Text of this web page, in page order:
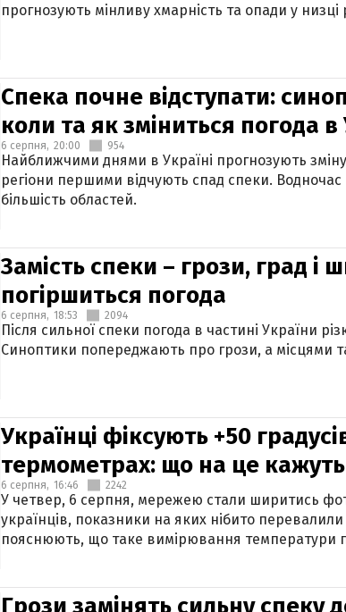
прогнозують мінливу хмарність та опади у низці
Спека почне відступати:
коли та як зміниться погода в
6 серпня, 20:00 954
Найближчими днями в Україні прогнозують зміну
регіони першими відчують спад спеки.
більшість областей.
Замість спеки – грози, град і
погіршиться погода
6 серпня, 18:53 2094
Після сильної спеки погода в частині України
Синоптики попереджають про грози, а місцями
Українці фіксують +50
термометрах: що на це
6 серпня, 16:46 2242
У четвер, 6 серпня, мережею стали ширитись
українців, показники на яких нібито
пояснюють, що таке вимірювання температури
Грози замінять сильну спеку